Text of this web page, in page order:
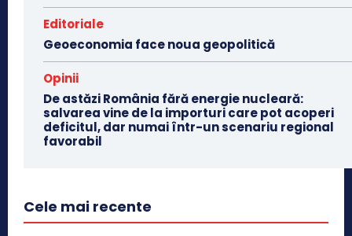
Editoriale
Geoeconomia face noua geopolitică
Opinii
De astăzi România fără energie nucleară:
salvarea vine de la importuri care pot acoperi
deficitul, dar numai într-un scenariu regional
favorabil
Cele mai recente